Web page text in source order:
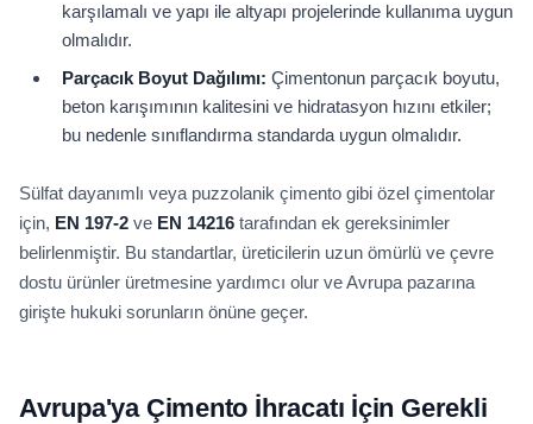
karşılamalı ve yapı ile altyapı projelerinde kullanıma uygun
olmalıdır.
Parçacık Boyut Dağılımı: Çimentonun parçacık boyutu,
beton karışımının kalitesini ve hidratasyon hızını etkiler;
bu nedenle sınıflandırma standarda uygun olmalıdır.
Sülfat dayanımlı veya puzzolanik çimento gibi özel çimentolar
için, EN 197-2 ve EN 14216 tarafından ek gereksinimler
belirlenmiştir. Bu standartlar, üreticilerin uzun ömürlü ve çevre
dostu ürünler üretmesine yardımcı olur ve Avrupa pazarına
girişte hukuki sorunların önüne geçer.
Avrupa'ya Çimento İhracatı İçin Gerekli